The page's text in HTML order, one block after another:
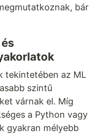
bár
tekintetében az ML
szintű
várnak el. Míg
a Python vagy
gyakran mélyebb